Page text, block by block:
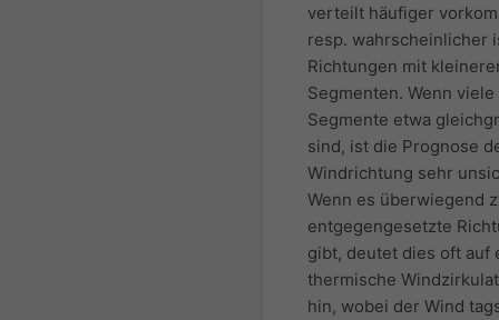
verteilt häufiger
resp. wahrscheinlicher
Richtungen mit
Segmenten. Wenn viele
Segmente etwa
sind, ist die Prognose
Windrichtung sehr
Wenn es überwiegend
entgegengesetzte
gibt, deutet dies oft auf
thermische
hin, wobei der Wind